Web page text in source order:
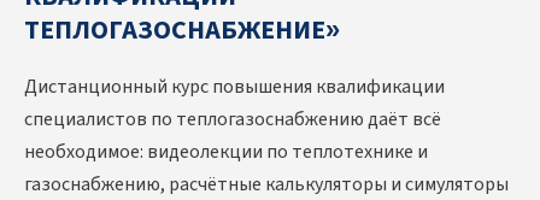
ТЕПЛОГАЗОСНАБЖЕНИЕ»
Дистанционный курс повышения квалификации
специалистов по теплогазоснабжению даёт всё
необходимое: видеолекции по теплотехнике и
газоснабжению, расчётные калькуляторы и симуляторы